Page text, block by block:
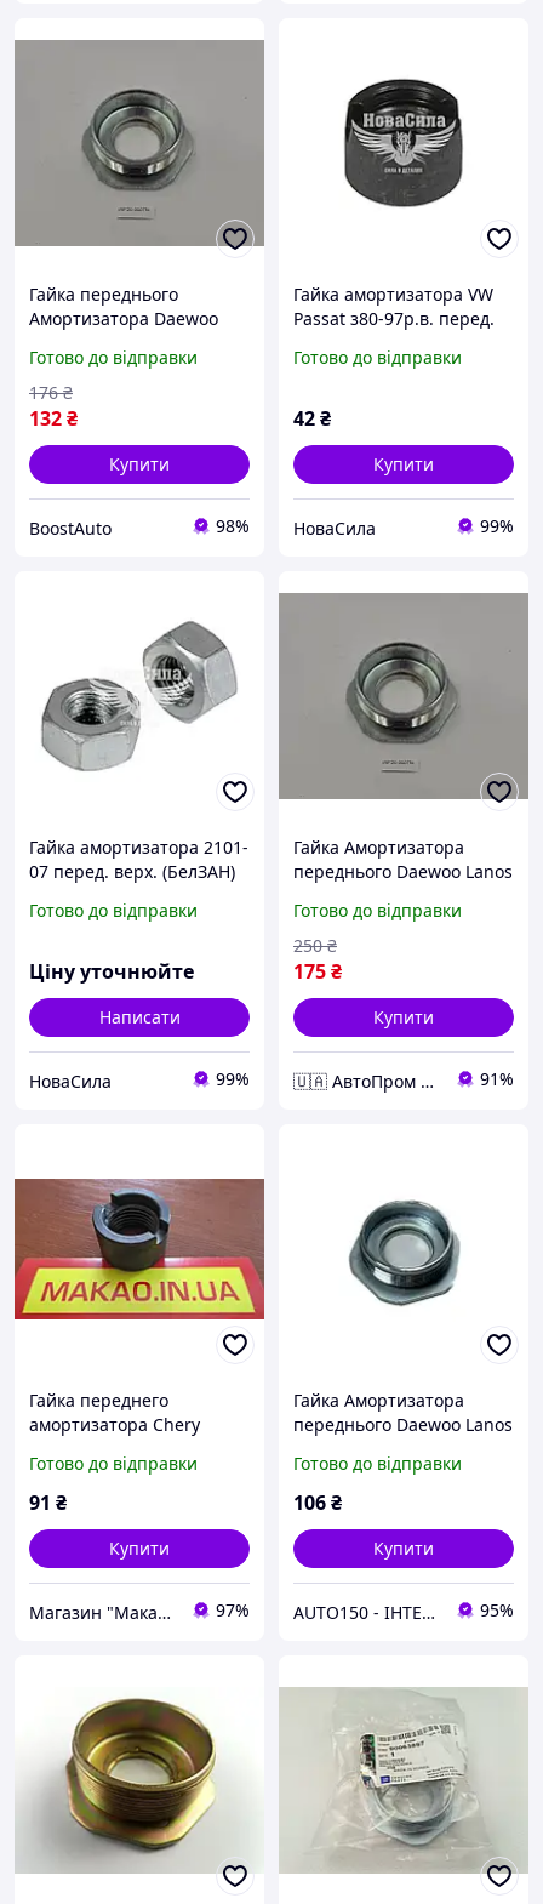
Гайка переднього
Амортизатора Daewoo
Готово до відправки
132₴
176 ₴
Купити
BoostAuto 98%
Гайка амортизатора VW
Passat з80-97р.в. перед.
,33850/9,305412365A|8114
Готово до відправки
42₴
Купити
НоваСила 99%
Гайка амортизатора 2101-
07 перед. верх. (БелЗАН)
11,0001-0021647-11|
Готово до відправки
Ціну уточнюйте
Написати
НоваСила 99%
Гайка Амортизатора
переднього Daewoo Lanos
Готово до відправки
175₴
250 ₴
Купити
🇺🇦 АвтоПром 🇺🇦 91%
Гайка переднего
амортизатора Chery
Амулет
Готово до відправки
91 ₴
Купити
Магазин "Макао" - запчастини та витратні матеріали для автомобілів азіатського виробництва. 97%
Гайка Амортизатора
переднього Daewoo Lanos
Готово до відправки
106₴
Купити
AUTO150 - ІНТЕРНЕТ МАГАЗИН АВТОЗАПЧАСТИН 95%